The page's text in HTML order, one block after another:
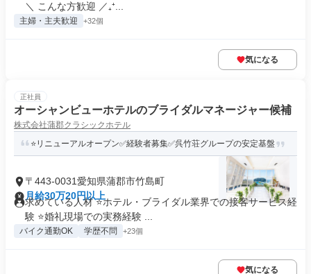
＼ こんな方歓迎 ／₊⁺...
主婦・主夫歓迎 +32個
気になる
正社員
オーシャンビューホテルのブライダルマネージャー候補
株式会社蒲郡クラシックホテル
⭐リニューアルオープン✅経験者募集✅呉竹荘グループの安定基盤
〒443-0031愛知県蒲郡市竹島町
月給30万20円以上
求めている人材 ⭐ホテル・ブライダル業界での接客サービス経
験 ⭐婚礼現場での実務経験 ...
バイク通勤OK 学歴不問 +23個
気になる